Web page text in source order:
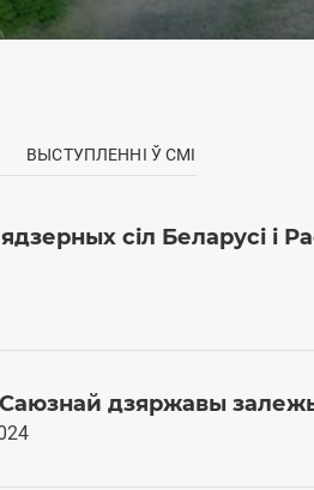
ВЫСТУПЛЕННІ Ў СМІ
сіл Беларусі і
дзяржавы